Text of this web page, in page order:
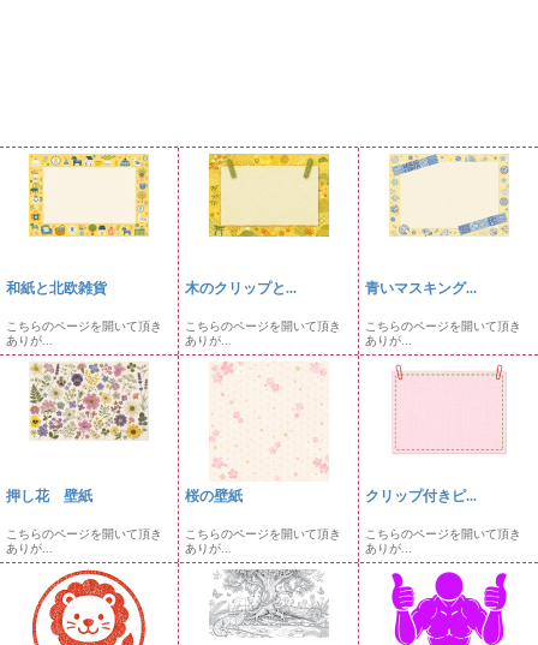
和紙と北欧雑貨
こちらのページを開いて頂き
ありが...
木のクリップと...
こちらのページを開いて頂き
ありが...
青いマスキング...
こちらのページを開いて頂き
ありが...
押し花 壁紙
こちらのページを開いて頂き
ありが...
桜の壁紙
こちらのページを開いて頂き
ありが...
クリップ付きピ...
こちらのページを開いて頂き
ありが...